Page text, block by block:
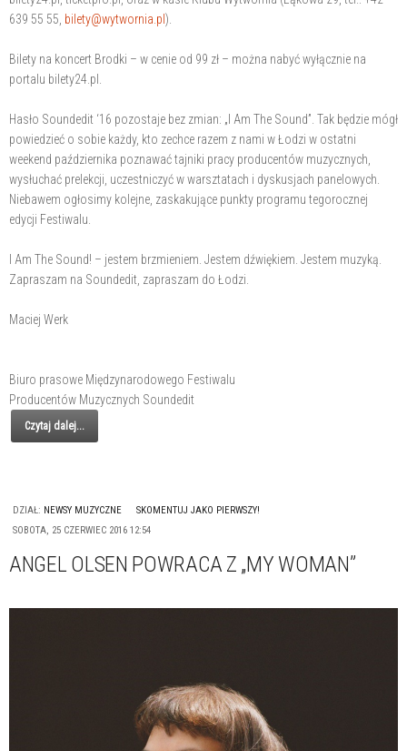
639 55 55, bilety@wytwornia.pl ).
Bilety na koncert Brodki – w cenie od 99 zł – można nabyć wyłącznie na
portalu bilety24.pl.
Hasło Soundedit ‘16 pozostaje bez zmian: „I Am The Sound”. Tak będzie mógł
powiedzieć o sobie każdy, kto zechce razem z nami w Łodzi w ostatni
weekend października poznawać tajniki pracy producentów muzycznych,
wysłuchać prelekcji, uczestniczyć w warsztatach i dyskusjach panelowych.
Niebawem ogłosimy kolejne, zaskakujące punkty programu tegorocznej
edycji Festiwalu.
I Am The Sound! – jestem brzmieniem. Jestem dźwiękiem. Jestem muzyką.
Zapraszam na Soundedit, zapraszam do Łodzi.
Maciej Werk
Biuro prasowe Międzynarodowego Festiwalu
Producentów Muzycznych Soundedit
Czytaj dalej...
DZIAŁ: NEWSY MUZYCZNE
SKOMENTUJ JAKO PIERWSZY!
SOBOTA, 25 CZERWIEC 2016 12:54
ANGEL OLSEN POWRACA Z „MY WOMAN”